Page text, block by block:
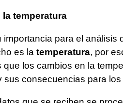
temperatura
importancia para el
es la temperatura, por
que los cambios en la
sus consecuencias para los